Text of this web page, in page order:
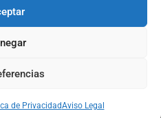
de PrivacidadAviso Legal
Nosotros